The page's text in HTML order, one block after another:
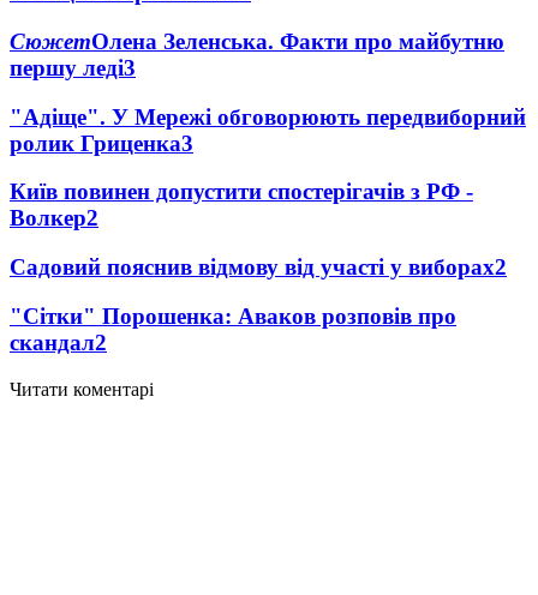
СюжетОлена Зеленська. Факти про майбутню
першу леді3
"Адіще". У Мережі обговорюють передвиборний
ролик Гриценка3
Київ повинен допустити спостерігачів з РФ -
Волкер2
Садовий пояснив відмову від участі у виборах2
"Сітки" Порошенка: Аваков розповів про
скандал2
Читати коментарі